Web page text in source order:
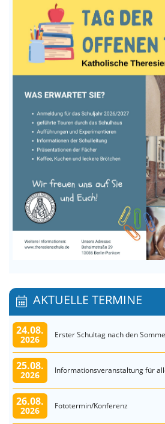
AKTUELLE TERMINE
24.08.
2026 Erster Schultag nach den
25.08.
2026 Informationsveranstaltung für
26.08.
2026 Fototermin/Konferenz